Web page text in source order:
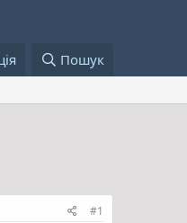
Пошук
#1